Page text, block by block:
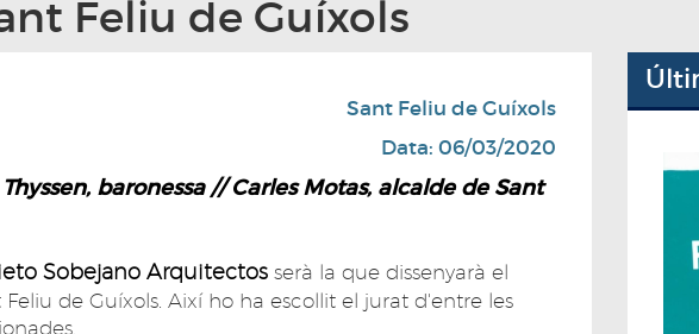
Feliu de Guíxols
Sant Feliu de Guíxols
Data: 06/03/2020
baronessa // Carles Motas, alcalde de Sant
Sobejano Arquitectos serà la que dissenyarà el
Feliu de Guíxols. Així ho ha escollit el jurat d'entre les